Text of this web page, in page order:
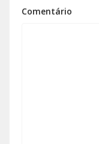
Comentário